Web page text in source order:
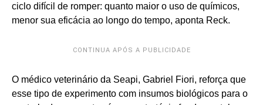
ciclo difícil de romper: quanto maior o uso de químicos,
menor sua eficácia ao longo do tempo, aponta Reck.
CONTINUA APÓS A PUBLICIDADE
O médico veterinário da Seapi, Gabriel Fiori, reforça que
esse tipo de experimento com insumos biológicos para o